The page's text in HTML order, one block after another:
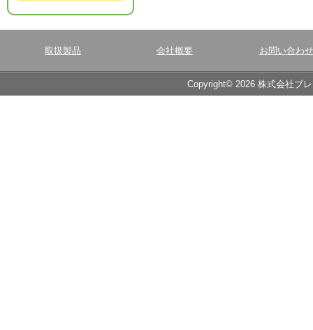
取扱製品 会社概要 お問い合わせ
Copyright© 2026 株式会社ブ